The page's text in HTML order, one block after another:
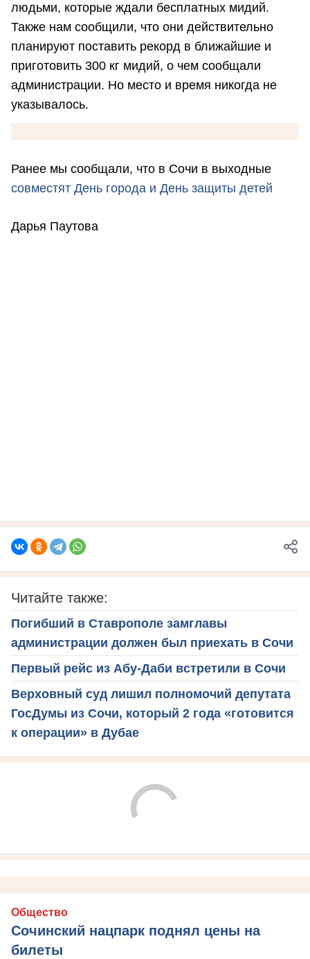
людьми, которые ждали бесплатных мидий.
Также нам сообщили, что они действительно
планируют поставить рекорд в ближайшие и
приготовить 300 кг мидий, о чем сообщали
администрации. Но место и время никогда не
указывалось.
Ранее мы сообщали, что в Сочи в выходные
совместят День города и День защиты детей
Дарья Паутова
Читайте также:
Погибший в Ставрополе замглавы
администрации должен был приехать в Сочи
Первый рейс из Абу-Даби встретили в Сочи
Верховный суд лишил полномочий депутата
ГосДумы из Сочи, который 2 года «готовится
к операции» в Дубае
Общество
Сочинский нацпарк поднял цены на
билеты